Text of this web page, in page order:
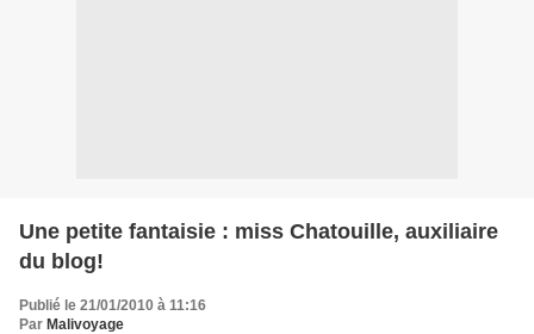
Une petite fantaisie : miss Chatouille, auxiliaire
du blog!
Publié le 21/01/2010 à 11:16
Par Malivoyage